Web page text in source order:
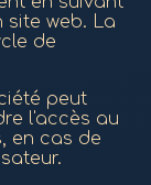
site web. La
de
peut
l'accès au
en cas de